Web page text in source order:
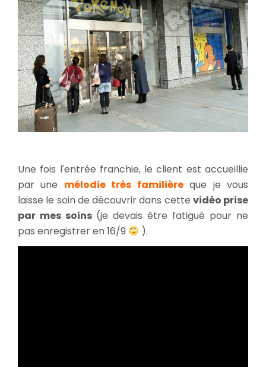
Une fois l'entrée franchie, le client est accueillie
par une mélodie très familièreque je vous
laisse le soin de découvrir dans cette vidéo prise
par mes soins (je devais être fatigué pour ne
pas enregistrer en 16/9
).